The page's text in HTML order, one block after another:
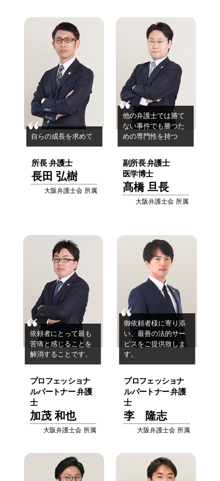
自らの成長を求めて
所長 弁護士
長田 弘樹
大阪弁護士会 所属
他の弁護士では勝て
ない事件でも勝つた
めの専門性を持つ
副所長弁護士
医学博士
髙橋 旦長
大阪弁護士会 所属
依頼者にとって最も
苦痛と感じることを
解消することです。
プロフェッショナ
ルパートナー 弁護
士
加茂 和也
大阪弁護士会 所属
御依頼者様に寄り添
い、最善の法的サー
ビスをご提供致しま
す。
プロフェッショナ
ルパートナー 弁護
士
李 隆志
大阪弁護士会 所属